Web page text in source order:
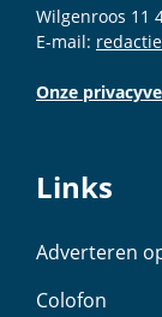
Wilgenroos 11
E-mail:
Onze
Links
Adverteren
Colofon